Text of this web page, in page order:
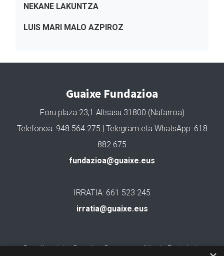
NEKANE LAKUNTZA
LUIS MARI MALO AZPIROZ
Guaixe Fundazioa
Foru plaza 23,1 Altsasu 31800 (Nafarroa)
Telefonoa: 948 564 275 | Telegram eta WhatsApp: 618
882 675
fundazioa@guaixe.eus
IRRATIA: 661 523 245
irratia@guaixe.eus
Gure lizentzia: Creative Commons Aitortu Partekatu